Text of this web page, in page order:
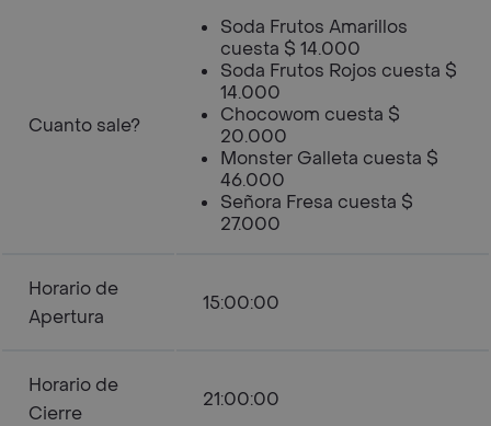
Cuanto sale?
Soda Frutos Amarillos
cuesta $ 14.000
Soda Frutos Rojos cuesta $
14.000
Chocowom cuesta $
20.000
Monster Galleta cuesta $
46.000
Señora Fresa cuesta $
27.000
Horario de
Apertura
15:00:00
Horario de
Cierre
21:00:00